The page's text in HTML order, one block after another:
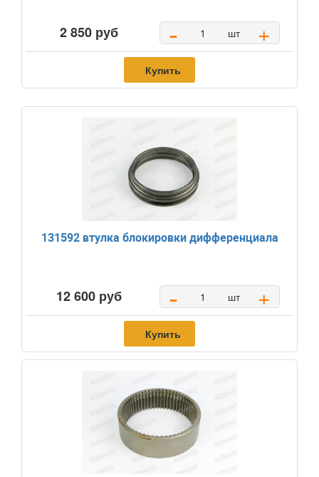
2 850 руб - шт +
Купить
131592 втулка блокировки дифференциала
12 600 руб - шт +
Купить